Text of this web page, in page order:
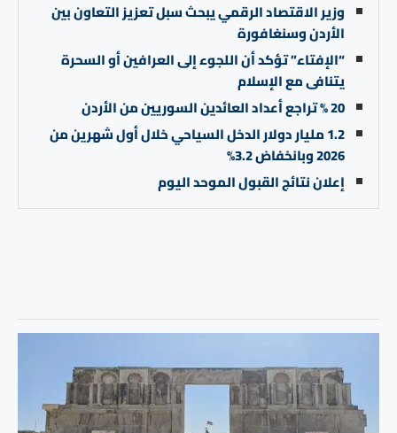
وزير الاقتصاد الرقمي يبحث سبل تعزيز التعاون بين
الأردن وسنغافورة
“الإفتاء” تؤكد أن اللجوء إلى العرافين أو السحرة
يتنافى مع الإسلام
20 % تراجع أعداد العائدين السوريين من الأردن
1.2 مليار دولار الدخل السياحي خلال أول شهرين من
2026 وبانخفاض 3.2%
إعلان نتائج القبول الموحد اليوم